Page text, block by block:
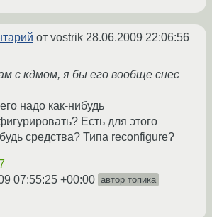
от vostrik 28.06.2009 22:06:56
с кдмом, я бы его вообще снес
надо как-нибудь
Есть для этого
средства? Типа reconfigure?
07:55:25 +00:00 автор топика